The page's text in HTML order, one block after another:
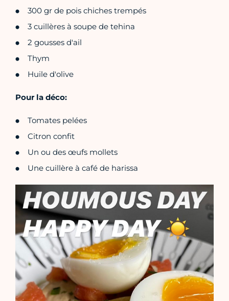
300 gr de pois chiches trempés
3 cuillères à soupe de tehina
2 gousses d'ail
Thym
Huile d'olive
Pour la déco:
Tomates pelées
Citron confit
Un ou des œufs mollets
Une cuillère à café de harissa